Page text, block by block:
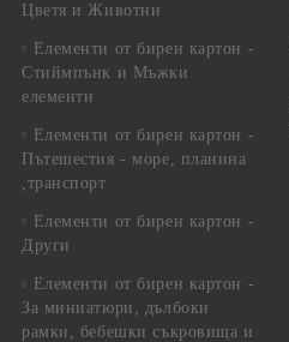
Цветя и Животни
Елементи от бирен картон -
Стиймпънк и Мъжки
елементи
Елементи от бирен картон -
Пътешестия - море, планина
,транспорт
Елементи от бирен картон -
Други
Елементи от бирен картон -
За миниатюри, дълбоки
рамки, бебешки съкровища и